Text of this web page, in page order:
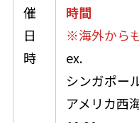
催
日
時
時間
※海外から
ex.
シンガポー
アメリカ西